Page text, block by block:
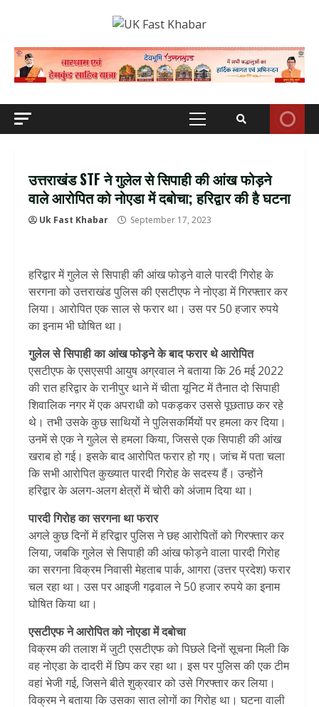
Primary
उत्तराखंड STF ने गुलेल से सिपाही की आंख फोड़ने
वाले आरोपित को नोएडा में दबोचा; हरिद्वार की है घटना
Uk Fast Khabar September 17, 2023
हरिद्वार में गुलेल से सिपाही की आंख फोड़ने वाले पारदी गिरोह के
सरगना को उत्तराखंड पुलिस की एसटीएफ ने नोएडा में गिरफ्तार कर
लिया। आरोपित एक साल से फरार था। उस पर 50 हजार रुपये
का इनाम भी घोषित था।
गुलेल से सिपाही का आंख फोड़ने के बाद फरार थे आरोपित
एसटीएफ के एसएसपी आयुष अग्रवाल ने बताया कि 26 मई 2022
की रात हरिद्वार के रानीपुर थाने में चीता यूनिट में तैनात दो सिपाही
शिवालिक नगर में एक अपराधी को पकड़कर उससे पूछताछ कर रहे
थे। तभी उसके कुछ साथियों ने पुलिसकर्मियों पर हमला कर दिया।
उनमें से एक ने गुलेल से हमला किया, जिससे एक सिपाही की आंख
खराब हो गई। इसके बाद आरोपित फरार हो गए। जांच में पता चला
कि सभी आरोपित कुख्यात पारदी गिरोह के सदस्य हैं। उन्होंने
हरिद्वार के अलग-अलग क्षेत्रों में चोरी को अंजाम दिया था।
पारदी गिरोह का सरगना था फरार
अगले कुछ दिनों में हरिद्वार पुलिस ने छह आरोपितों को गिरफ्तार कर
लिया, जबकि गुलेल से सिपाही की आंख फोड़ने वाला पारदी गिरोह
का सरगना विक्रम निवासी मेहताब पार्क, आगरा (उत्तर प्रदेश) फरार
चल रहा था। उस पर आइजी गढ़वाल ने 50 हजार रुपये का इनाम
घोषित किया था।
एसटीएफ ने आरोपित को नोएडा में दबोचा
विक्रम की तलाश में जुटी एसटीएफ को पिछले दिनों सूचना मिली कि
वह नोएडा के दादरी में छिप कर रहा था। इस पर पुलिस की एक टीम
वहां भेजी गई, जिसने बीते शुक्रवार को उसे गिरफ्तार कर लिया।
विक्रम ने बताया कि उसका सात लोगों का गिरोह था। घटना वाली